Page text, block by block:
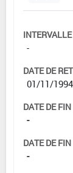
-
DATE DE
01/11/1994
DATE DE
-
DATE DE
-